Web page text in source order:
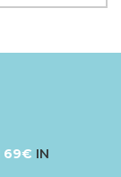
69€ IN